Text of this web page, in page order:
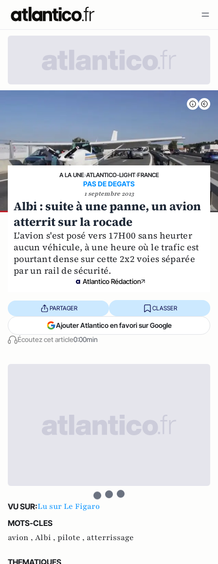
A LA UNE›ATLANTICO-LIGHT›FRANCE
PAS DE DEGATS
1 septembre 2013
Albi : suite à une panne, un avion
atterrit sur la rocade
L'avion s'est posé vers 17H00 sans heurter
aucun véhicule, à une heure où le trafic est
pourtant dense sur cette 2x2 voies séparée
par un rail de sécurité.
Atlantico Rédaction
Écoutez cet article0:00min
PARTAGER CLASSER
Ajouter Atlantico en favori sur Google
VU SUR:Lu sur Le Figaro
MOTS-CLES
avion , Albi , pilote , atterrissage